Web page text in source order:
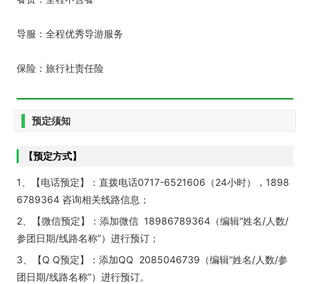
导服：全程优秀导游服务
保险：旅行社责任险
预定须知
【预定方式】
1、【电话预定】：直拨电话0717-6521606（24小时），1898
6789364 咨询相关线路信息；
2、【微信预定】：添加微信 18986789364（编辑“姓名/人数/
参团日期/线路名称”）进行预订；
3、【Q Q预定】：添加QQ 2085046739（编辑“姓名/人数/参
团日期/线路名称”）进行预订。